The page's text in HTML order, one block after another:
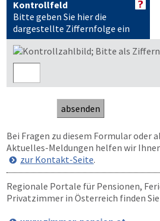
Kontrollfeld
Bitte geben Sie hier die
dargestellte Ziffernfolge ein
Bei Fragen zu diesem Formular oder
Aktuelles-Meldungen helfen wir
zur Kontakt-Seite.
Regionale Portale für Pensionen,
Privatzimmer in Österreich finden